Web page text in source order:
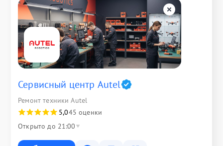
Сервисный центр Autel
Ремонт техники Autel
5,045 оценки
Открыто до 21:00